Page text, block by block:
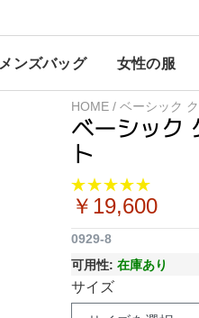
メンズバッグ 女性の服
HOME / ベーシック
ベーシック
ト
￥19,600
0929-8
可用性: 在庫あり
サイズ